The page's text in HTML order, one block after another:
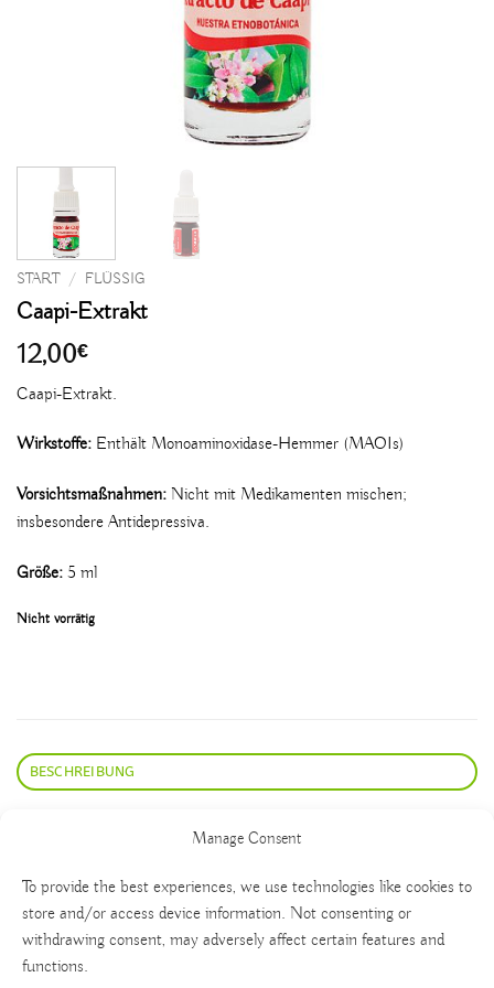
Manage Consent
To provide the best experiences, we use technologies like cookies to
store and/or access device information. Not consenting or
withdrawing consent, may adversely affect certain features and
functions.
START / FLÜSSIG
Caapi-Extrakt
12,00€
Caapi-Extrakt.
Wirkstoffe: Enthält Monoaminoxidase-Hemmer (MAOIs)
Vorsichtsmaßnahmen: Nicht mit Medikamenten mischen;
insbesondere Antidepressiva.
Größe: 5 ml
Nicht vorrätig
BESCHREIBUNG